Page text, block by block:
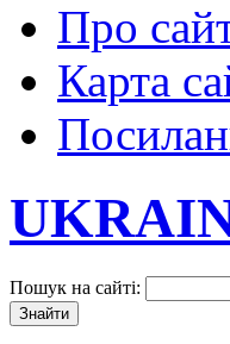
Про
Карта
Пошук на сайті: